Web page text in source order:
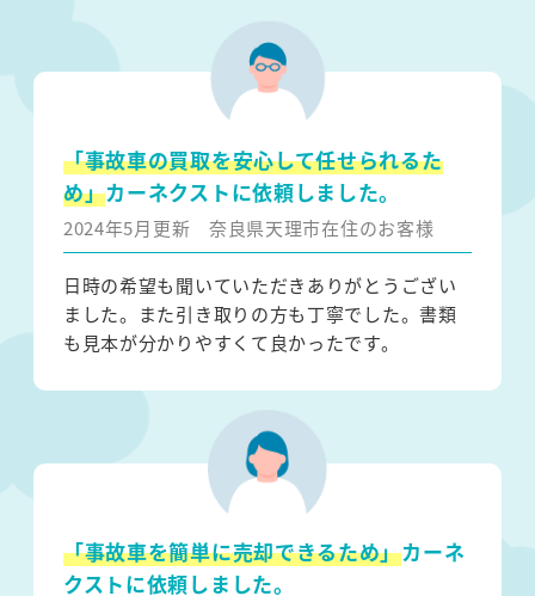
「事故車の買取を安心して任せられるた
め」カーネクストに依頼しました。
2024年5月更新 奈良県天理市在住のお客様
日時の希望も聞いていただきありがとうござい
ました。また引き取りの方も丁寧でした。書類
も見本が分かりやすくて良かったです。
「事故車を簡単に売却できるため」カーネ
クストに依頼しました。